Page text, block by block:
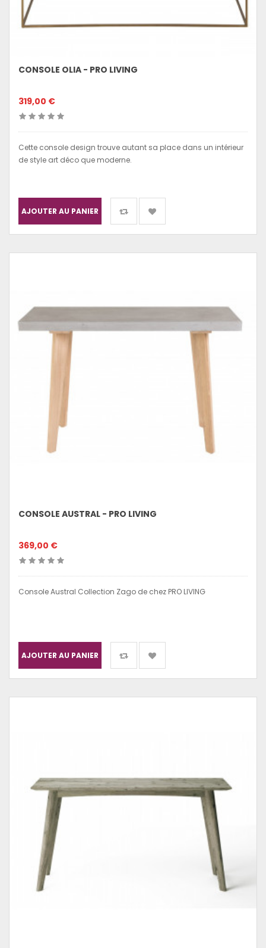
CONSOLE OLIA - PRO LIVING
319,00 €
Cette console design trouve autant sa place dans un intérieur
de style art déco que moderne.
AJOUTER AU PANIER
CONSOLE AUSTRAL - PRO LIVING
369,00 €
Console Austral Collection Zago de chez PRO LIVING
AJOUTER AU PANIER